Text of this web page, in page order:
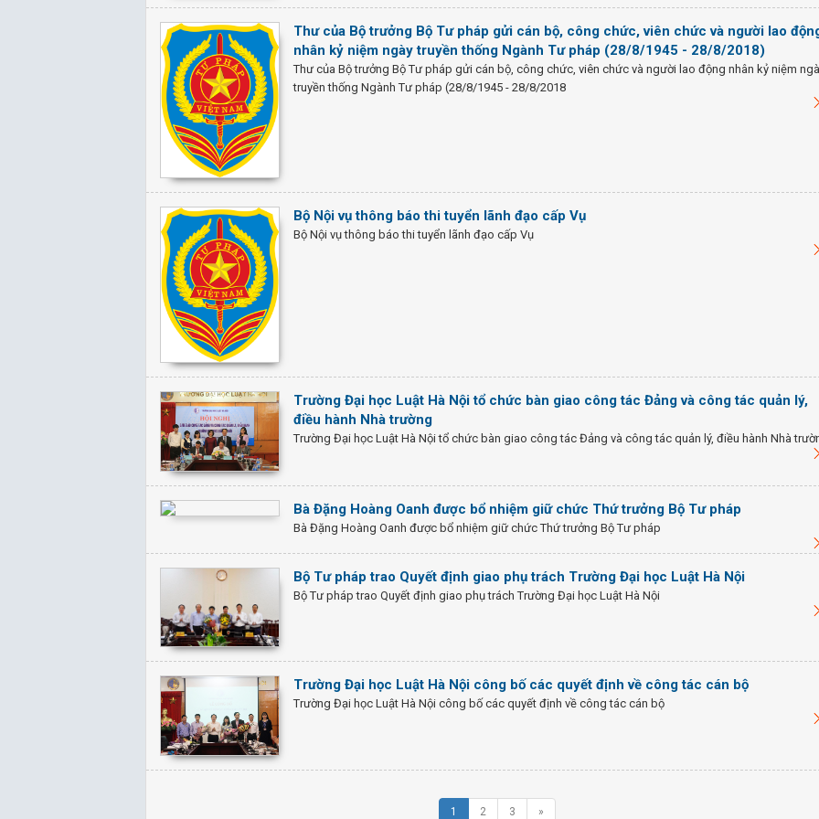
Thư của Bộ trưởng Bộ Tư pháp gửi cán bộ, công chức, viên chức và người lao
nhân kỷ niệm ngày truyền thống Ngành Tư pháp (28/8/1945 - 28/8/2018)
Thư của Bộ trưởng Bộ Tư pháp gửi cán bộ, công chức, viên chức và người lao động nhân kỷ niệm
truyền thống Ngành Tư pháp (28/8/1945 - 28/8/2018
Bộ Nội vụ thông báo thi tuyển lãnh đạo cấp Vụ
Bộ Nội vụ thông báo thi tuyển lãnh đạo cấp Vụ
Trường Đại học Luật Hà Nội tổ chức bàn giao công tác Đảng và công tác quản lý,
điều hành Nhà trường
Trường Đại học Luật Hà Nội tổ chức bàn giao công tác Đảng và công tác quản lý, điều hành Nhà
Bà Đặng Hoàng Oanh được bổ nhiệm giữ chức Thứ trưởng Bộ Tư pháp
Bà Đặng Hoàng Oanh được bổ nhiệm giữ chức Thứ trưởng Bộ Tư pháp
Bộ Tư pháp trao Quyết định giao phụ trách Trường Đại học Luật Hà Nội
Bộ Tư pháp trao Quyết định giao phụ trách Trường Đại học Luật Hà Nội
Trường Đại học Luật Hà Nội công bố các quyết định về công tác cán bộ
Trường Đại học Luật Hà Nội công bố các quyết định về công tác cán bộ
1 2 3 »